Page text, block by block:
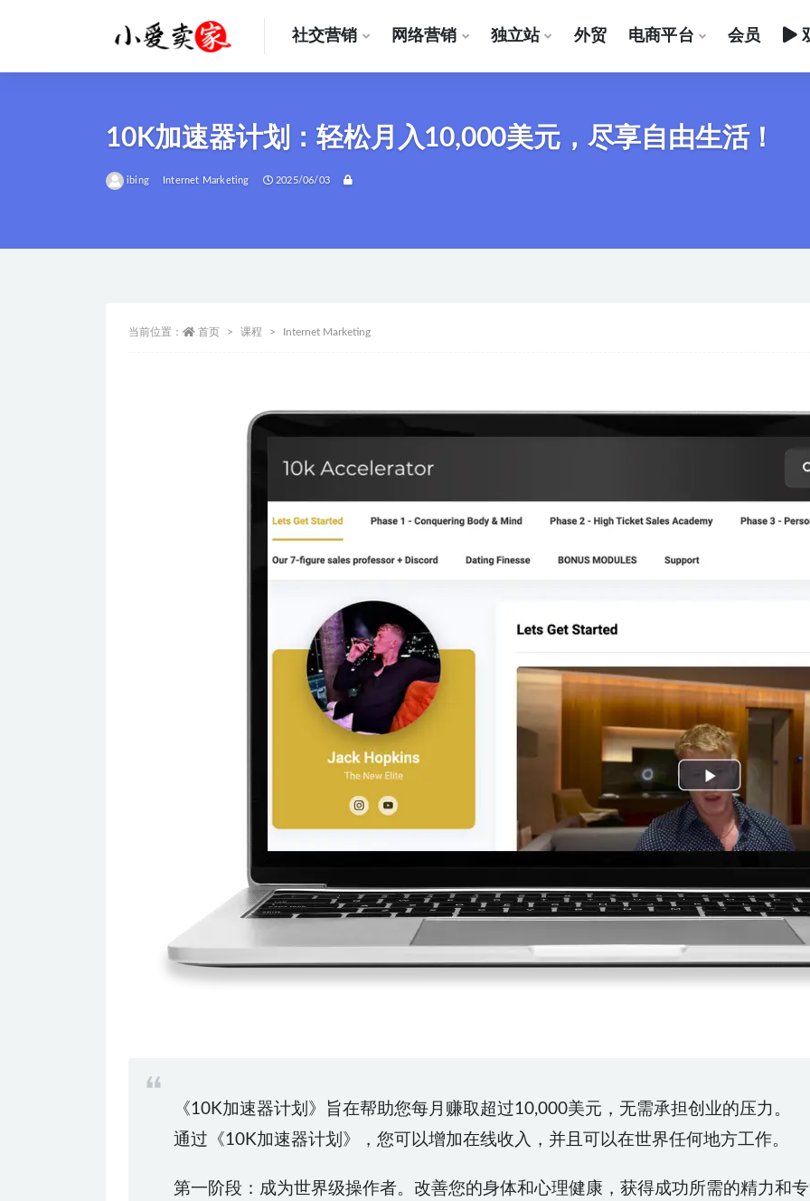
社交营销 网络营销 独立站 外贸 电商平台 会员
10K加速器计划：轻松月入10,000美元，尽享自由生活！
ibing Internet Marketing 2025/06/03
当前位置： 首页 课程 Internet Marketing
《10K加速器计划》旨在帮助您每月赚取超过10,000美元，无需承担创业的压力。
通过《10K加速器计划》，您可以增加在线收入，并且可以在世界任何地方工作。
第一阶段：成为世界级操作者。改善您的身体和心理健康，获得成功所需的精力和